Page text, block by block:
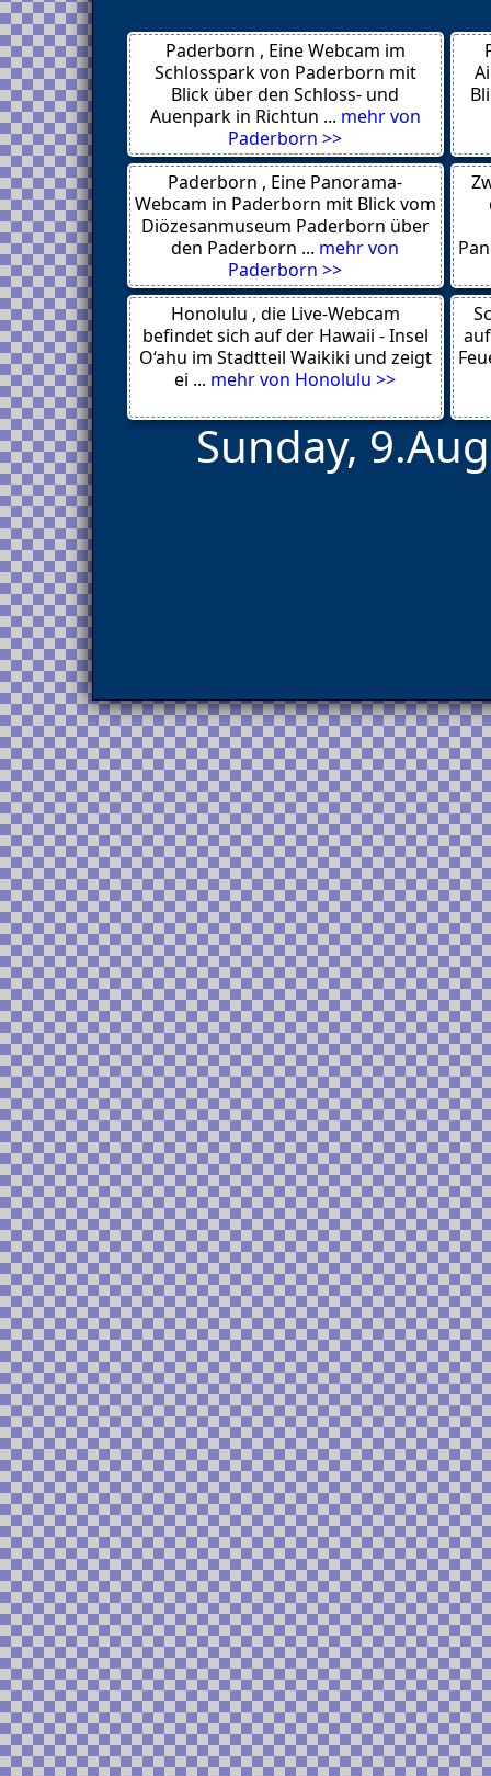
Görlitz
Fethiye
New York City
Quedlinburg
Livigno
St. Moritz
Zarzalejo Estación
Baccaro
Peggys Cove
Bophut
Balneário Camboriú
Key West
Worpswede
Alicante
Taipeh
La Grange
Berlin
Annaberg Buchholz
Neuhausen am Rheinfall
Paderborn , Eine Webcam im
Schlosspark von Paderborn mit
Blick über den Schloss- und
Auenpark in Richtun ... mehr von
Paderborn >>
Paderborn , Eine Panorama-
Webcam in Paderborn mit Blick vom
Diözesanmuseum Paderborn über
den Paderborn ... mehr von
Paderborn >>
Honolulu , die Live-Webcam
befindet sich auf der Hawaii - Insel
O‘ahu im Stadtteil Waikiki und zeigt
ei ... mehr von Honolulu >>
Sunday,